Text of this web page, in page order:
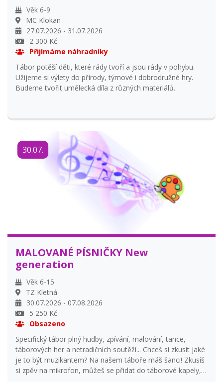
Věk 6-9
MC Klokan
27.07.2026 - 31.07.2026
2 300 Kč
Přijímáme náhradníky
Tábor potěší děti, které rády tvoří a jsou rády v pohybu.
Užijeme si výlety do přírody, týmové i dobrodružné hry.
Budeme tvořit umělecká díla z různých materiálů.
30.07.
MALOVANÉ PÍSNIČKY New
generation
Věk 6-15
TZ Kletná
30.07.2026 - 07.08.2026
5 250 Kč
Obsazeno
Specifický tábor plný hudby, zpívání, malování, tance,
táborových her a netradičních soutěží... Chceš si zkusit jaké
je to být muzikantem? Na našem táboře máš šanci! Zkusíš
si zpěv na mikrofon, můžeš se přidat do táborové kapely,